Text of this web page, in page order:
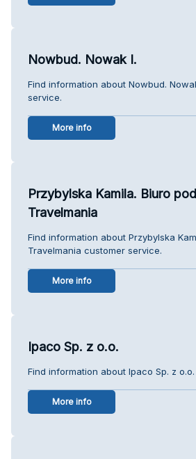
Nowbud. Nowak I.
Find information about Nowbud.
service.
More info
Przybylska Kamila. Biuro
Travelmania
Find information about Przybylska
Travelmania customer service.
More info
Ipaco Sp. z o.o.
Find information about Ipaco Sp. z
More info